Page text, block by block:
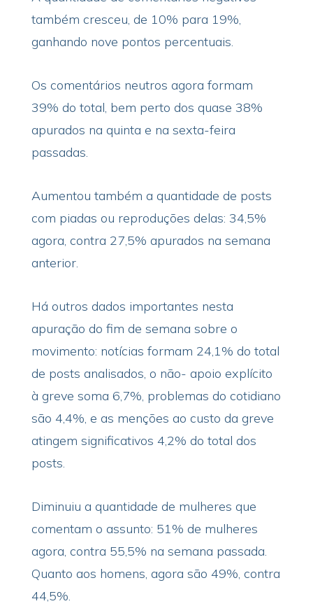
também cresceu, de 10% para 19%,
ganhando nove pontos percentuais.
Os comentários neutros agora formam
39% do total, bem perto dos quase 38%
apurados na quinta e na sexta-feira
passadas.
Aumentou também a quantidade de posts
com piadas ou reproduções delas: 34,5%
agora, contra 27,5% apurados na semana
anterior.
Há outros dados importantes nesta
apuração do fim de semana sobre o
movimento: notícias formam 24,1% do total
de posts analisados, o não- apoio explícito
à greve soma 6,7%, problemas do cotidiano
são 4,4%, e as menções ao custo da greve
atingem significativos 4,2% do total dos
posts.
Diminuiu a quantidade de mulheres que
comentam o assunto: 51% de mulheres
agora, contra 55,5% na semana passada.
Quanto aos homens, agora são 49%, contra
44,5%.